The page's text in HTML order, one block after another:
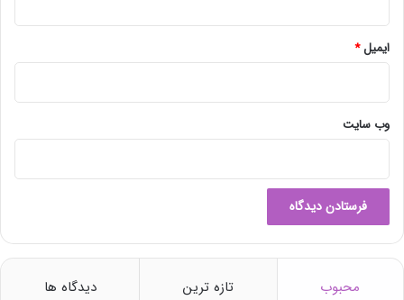
ایمیل*
وب‌ سایت
محبوب تازه ترین دیدگاه ها